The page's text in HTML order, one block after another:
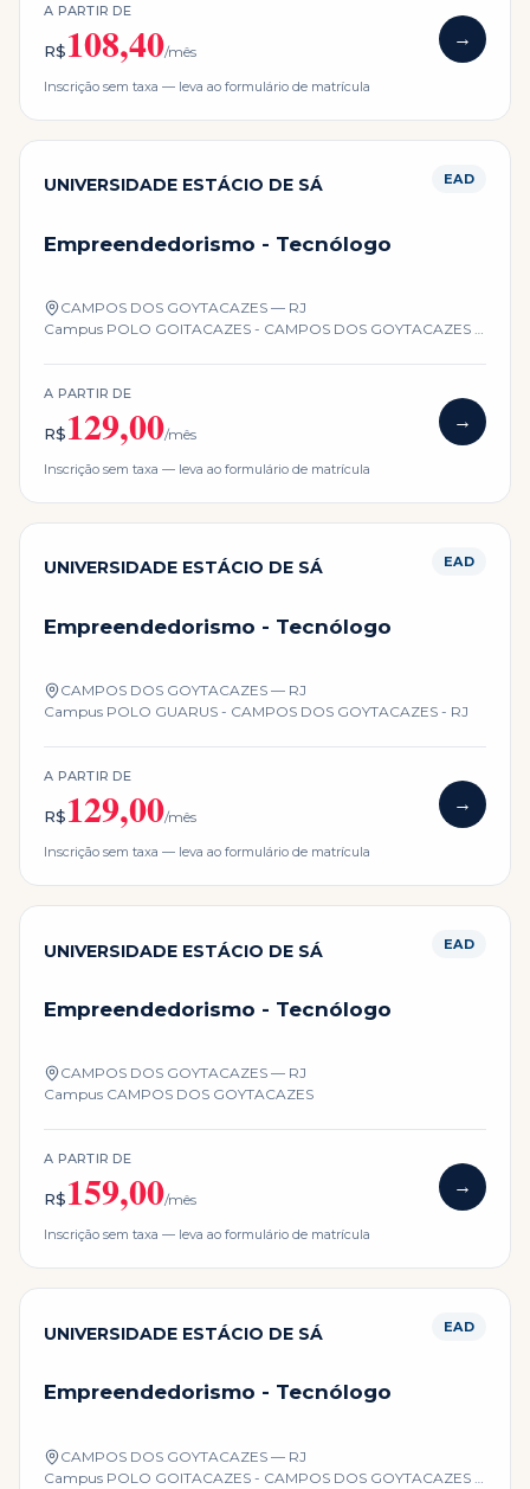
A PARTIR DE
R$108,40/mês
→
Inscrição sem taxa — leva ao formulário de matrícula
UNIVERSIDADE ESTÁCIO DE SÁ EAD
Empreendedorismo - Tecnólogo
CAMPOS DOS GOYTACAZES — RJ
Campus POLO GOITACAZES - CAMPOS DOS GOYTACAZES -
A PARTIR DE
R$129,00/mês
→
Inscrição sem taxa — leva ao formulário de matrícula
UNIVERSIDADE ESTÁCIO DE SÁ EAD
Empreendedorismo - Tecnólogo
CAMPOS DOS GOYTACAZES — RJ
Campus POLO GUARUS - CAMPOS DOS GOYTACAZES - RJ
A PARTIR DE
R$129,00/mês
→
Inscrição sem taxa — leva ao formulário de matrícula
UNIVERSIDADE ESTÁCIO DE SÁ EAD
Empreendedorismo - Tecnólogo
CAMPOS DOS GOYTACAZES — RJ
Campus CAMPOS DOS GOYTACAZES
A PARTIR DE
R$159,00/mês
→
Inscrição sem taxa — leva ao formulário de matrícula
UNIVERSIDADE ESTÁCIO DE SÁ EAD
Empreendedorismo - Tecnólogo
CAMPOS DOS GOYTACAZES — RJ
Campus POLO GOITACAZES - CAMPOS DOS GOYTACAZES -